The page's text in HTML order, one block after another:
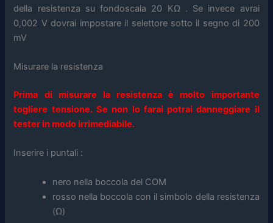
della resistenza su fondoscala 20 KΩ . Se invece avrai
0,002 V dovrai impostare il selettore sotto il segno di 200
mV
Misurare la resistenza
Prima di misurare la resistenza è molto importante
togliere tensione. Se non lo farai potrai danneggiare il
tester in modo irrimediabile.
Inserire i puntali :
nero nella boccola del COM
rosso nella boccola con il simbolo della resistenza
(Ω)